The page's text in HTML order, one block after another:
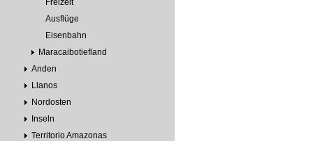
Ausflüge
Eisenbahn
Maracaibotiefland
Anden
Llanos
Nordosten
Inseln
Territorio Amazonas